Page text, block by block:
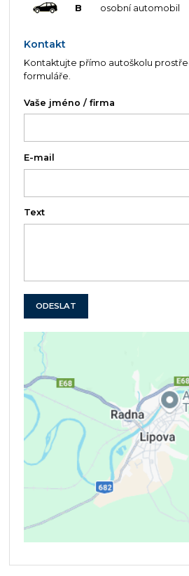
B osobní automobil
Kontakt
Kontaktujte přímo autoškolu
formuláře.
Vaše jméno / firma
E-mail
Text
ODESLAT